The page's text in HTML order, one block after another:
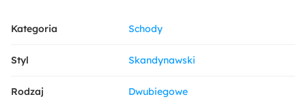
Kategoria Schody
Styl Skandynawski
Rodzaj Dwubiegowe